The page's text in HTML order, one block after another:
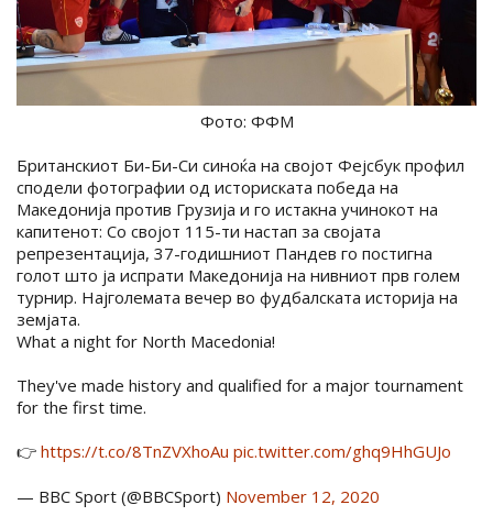
Фото: ФФМ
Британскиот Би-Би-Си синоќа на својот Фејсбук профил
сподели фотографии од историската победа на
Македонија против Грузија и го истакна учинокот на
капитенот: Со својот 115-ти настап за својата
репрезентација, 37-годишниот Пандев го постигна
голот што ја испрати Македонија на нивниот прв голем
турнир. Најголемата вечер во фудбалската историја на
земјата.
What a night for North Macedonia!
They've made history and qualified for a major tournament
for the first time.
👉 https://t.co/8TnZVXhoAu pic.twitter.com/ghq9HhGUJo
— BBC Sport (@BBCSport) November 12, 2020